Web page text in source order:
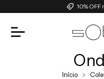
10% OFF
Início